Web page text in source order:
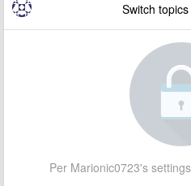
Switch
Per Marionic0723's